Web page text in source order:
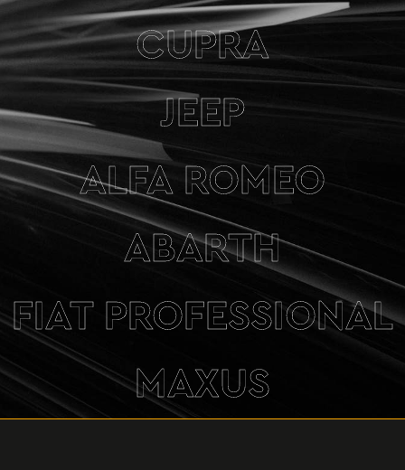
CUPRA
JEEP
ALFA ROMEO
ABARTH
FIAT PROFESSIONAL
MAXUS